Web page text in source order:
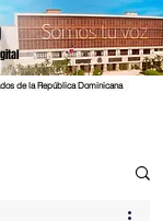
de la República Dominicana